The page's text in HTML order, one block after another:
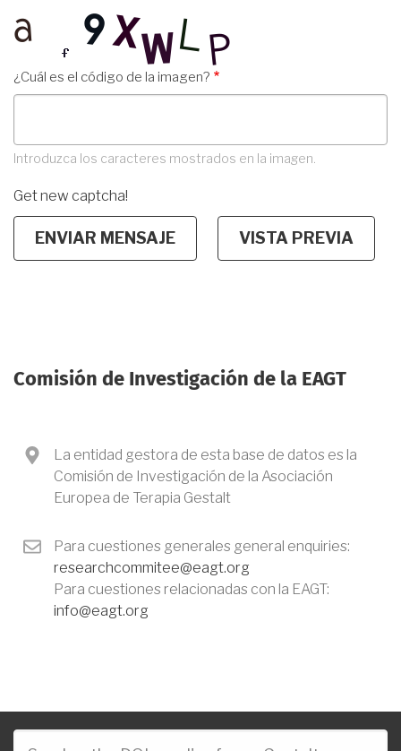
¿Cuál es el código de la imagen?
Introduzca los caracteres mostrados en la imagen.
Get new captcha!
Comisión de Investigación de la EAGT
La entidad gestora de esta base de datos es la
Comisión de Investigación de la Asociación
Europea de Terapia Gestalt
Para cuestiones generales general enquiries:
researchcommitee@eagt.org
Para cuestiones relacionadas con la EAGT:
info@eagt.org